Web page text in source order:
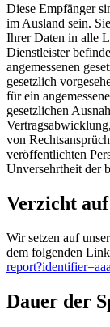
Diese Empfänger
im Ausland sein.
Ihrer Daten in alle
Dienstleister
angemessenen
gesetzlich
für ein
gesetzlichen
von
veröffentlichten
Unversehrtheit der
Verzicht
Wir setzen auf
dem folgenden
Dauer der